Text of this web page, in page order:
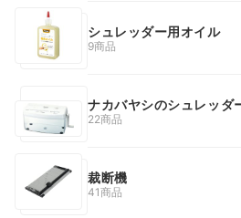
シュレッダー用オイル
9商品
ナカバヤシのシュレッダ
22商品
裁断機
41商品